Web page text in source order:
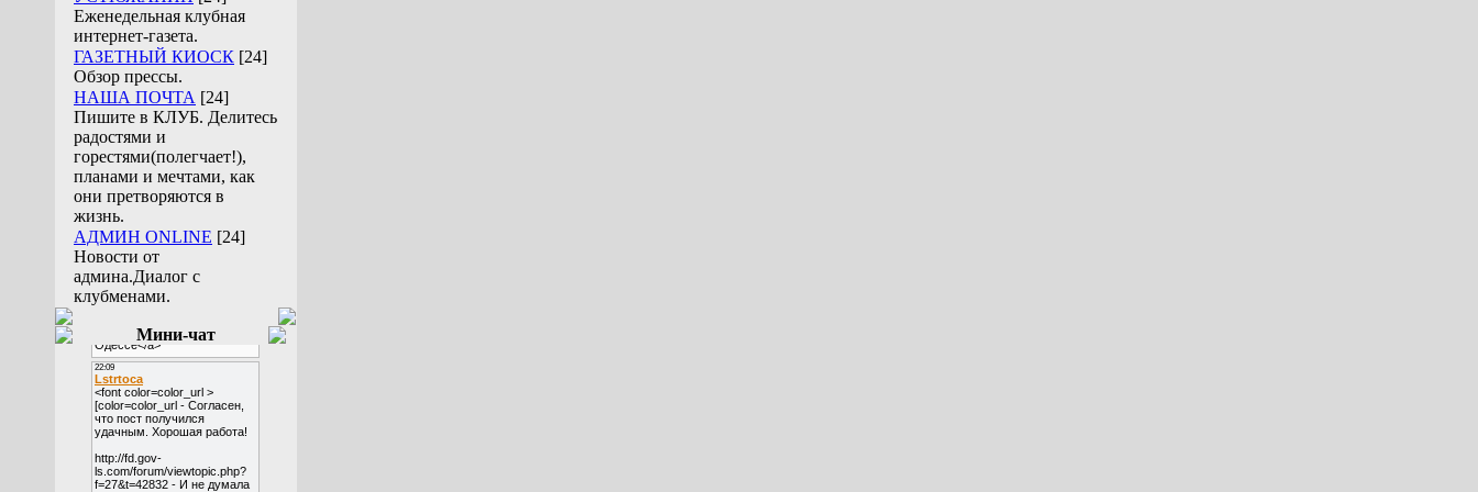
Еженедельная клубная
интернет-газета.
ГАЗЕТНЫЙ КИОСК [24]
Обзор прессы.
НАША ПОЧТА [24]
Пишите в КЛУБ. Делитесь
радостями и
горестями(полегчает!),
планами и мечтами, как
они претворяются в
жизнь.
АДМИН ONLINE [24]
Новости от
админа.Диалог с
клубменами.
Мини-чат